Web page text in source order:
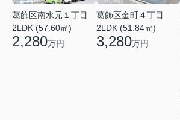
葛飾区南水元１丁目
2LDK (57.60㎡)
2,280万円
葛飾区金町４丁目
2LDK (51.84㎡)
3,280万円